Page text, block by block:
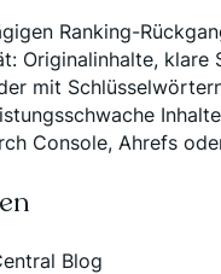
Ranking-
Originalinhalte,
mit
Console, Ahrefs
Blog